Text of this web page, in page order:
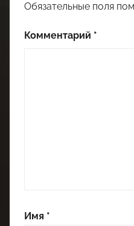
Обязательные поля
Комментарий *
Имя *